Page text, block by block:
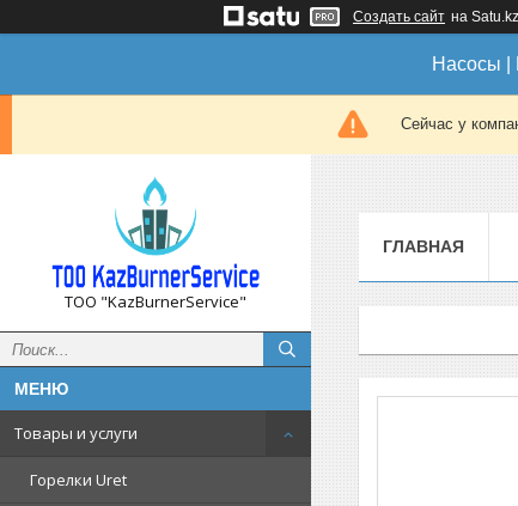
Создать сайт на Satu.kz
Насосы |
Сейчас у
ТОО "KazBurnerService"
Товары и услуги
Горелки Uret
ГЛАВНАЯ